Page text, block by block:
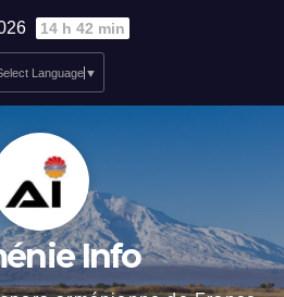
14 h 42 min
Language ▼
Info